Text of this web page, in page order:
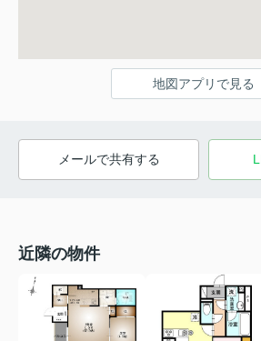
地図アプリで見る
メールで共有する
近隣の物件